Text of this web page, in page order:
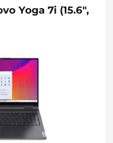
Yoga 7i (15.6",